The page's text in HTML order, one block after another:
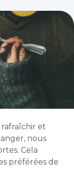
et
nous
Cela
préférées de